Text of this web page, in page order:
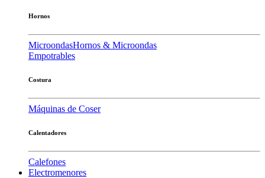
Hornos
MicroondasHornos & Microondas
Empotrables
Costura
Máquinas de Coser
Calentadores
Calefones
Electromenores